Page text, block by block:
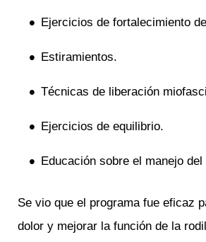
Ejercicios de fortalecimiento
Estiramientos.
Técnicas de liberación
Ejercicios de equilibrio.
Educación sobre el manejo del
Se vio que el programa fue eficaz
dolor y mejorar la función de la